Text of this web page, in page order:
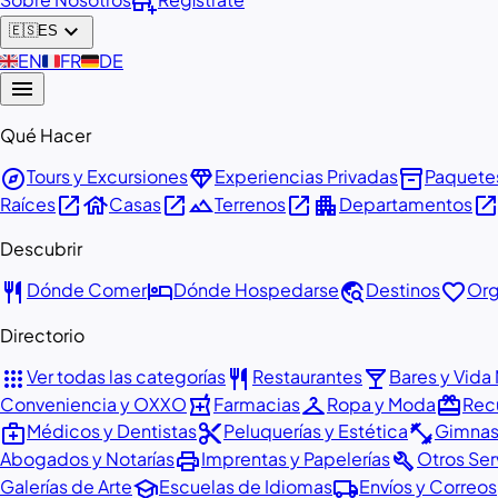
🇪🇸ES expand_more
🇬🇧EN🇫🇷FR🇩🇪DE
menu
Qué Hacer
exploreTours y ExcursionesdiamondExperiencias Privadasinventory_2
Raícesopen_in_newhouseCasasopen_in_newlandscapeTerrenosopen_in_new apartmentDepartamentosopen_in_new
Descubrir
restaurant Dónde ComerhotelDónde Hospedarsetravel_exploreDestinosfavorite
Directorio
appsVer todas las categoríasrestaurant Restauranteslocal_barBares y
Conveniencia y OXXOlocal_pharmacyFarmaciascheckroomRopa y Modaredeem
medical_servicesMédicos y Dentistascontent_cutPeluquerías y Estéticafitness_center
Abogados y NotaríasprintImprentas y PapeleríasbuildOtros
Galerías de ArteschoolEscuelas de Idiomaslocal_shippingEnvíos y Correos